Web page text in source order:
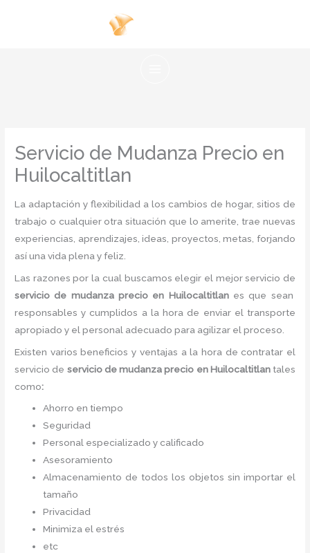
Servicio de Mudanza Precio en
Huilocaltitlan
La adaptación y flexibilidad a los cambios de hogar, sitios de
trabajo o cualquier otra situación que lo amerite, trae nuevas
experiencias, aprendizajes, ideas, proyectos, metas, forjando
así una vida plena y feliz.
Las razones por la cual buscamos elegir el mejor servicio de
servicio de mudanza precio en Huilocaltitlan es que sean
responsables y cumplidos a la hora de enviar el transporte
apropiado y el personal adecuado para agilizar el proceso.
Existen varios beneficios y ventajas a la hora de contratar el
servicio de servicio de mudanza precio en Huilocaltitlan tales
como:
Ahorro en tiempo
Seguridad
Personal especializado y calificado
Asesoramiento
Almacenamiento de todos los objetos sin importar el
tamaño
Privacidad
Minimiza el estrés
etc